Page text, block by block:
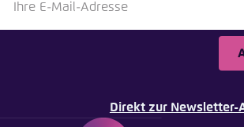
Bluesky
Direkt zur Newsletter-